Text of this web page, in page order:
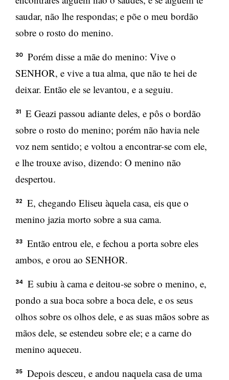
saudar, não lhe respondas; e põe o meu bordão
sobre o rosto do menino.
30
Porém disse a mãe do menino: Vive o
SENHOR, e vive a tua alma, que não te hei de
deixar. Então ele se levantou, e a seguiu.
31
E Geazi passou adiante deles, e pôs o bordão
sobre o rosto do menino; porém não havia nele
voz nem sentido; e voltou a encontrar-se com ele,
e lhe trouxe aviso, dizendo: O menino não
despertou.
32
E, chegando Eliseu àquela casa, eis que o
menino jazia morto sobre a sua cama.
33
Então entrou ele, e fechou a porta sobre eles
ambos, e orou ao SENHOR.
34
E subiu à cama e deitou-se sobre o menino, e,
pondo a sua boca sobre a boca dele, e os seus
olhos sobre os olhos dele, e as suas mãos sobre as
mãos dele, se estendeu sobre ele; e a carne do
menino aqueceu.
35
Depois desceu, e andou naquela casa de uma